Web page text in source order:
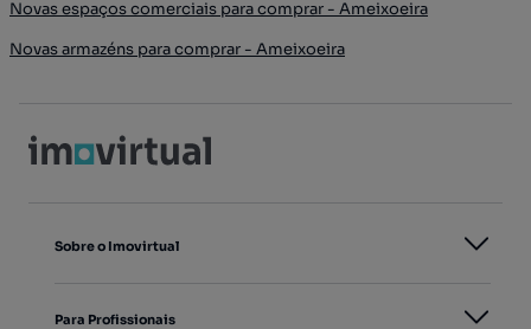
Novas espaços comerciais para comprar - Ameixoeira
Novas armazéns para comprar - Ameixoeira
Sobre o Imovirtual
Para Profissionais